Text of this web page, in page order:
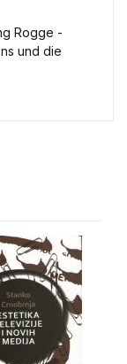
Rogge -
und die